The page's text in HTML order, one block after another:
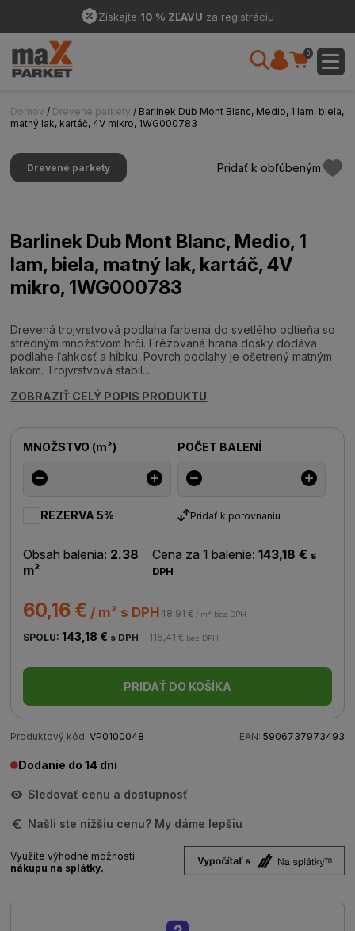
Získajte 10 % ZĽAVU za registráciu
0
Domov / Drevené parkety / Barlinek Dub Mont Blanc, Medio, 1 lam, biela,
matný lak, kartáč, 4V mikro, 1WG000783
Drevené parkety Pridať k obľúbeným
Barlinek Dub Mont Blanc, Medio, 1
lam, biela, matný lak, kartáč, 4V
mikro, 1WG000783
Drevená trojvrstvová podlaha farbená do svetlého odtieňa so
stredným množstvom hrčí. Frézovaná hrana dosky dodáva
podlahe ľahkosť a hĺbku. Povrch podlahy je ošetrený matným
lakom. Trojvrstvová stabil...
ZOBRAZIŤ CELÝ POPIS PRODUKTU
MNOŽSTVO (m²) POČET BALENÍ
REZERVA 5% Pridať k porovnaniu
Obsah balenia: 2.38
m²
Cena za 1 balenie: 143,18 € s
DPH
60,16 € / m² s DPH48,91 € / m² bez DPH
SPOLU:143,18 € s DPH 116,41 € bez DPH
PRIDAŤ DO KOŠÍKA
Produktový kód: VP0100048 EAN: 5906737973493
Dodanie do 14 dní
Sledovať cenu a dostupnosť
Našli ste nižšiu cenu? My dáme lepšiu
Využite výhodné možnosti
nákupu na splátky.